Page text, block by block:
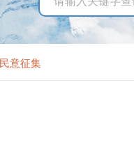
民意征集